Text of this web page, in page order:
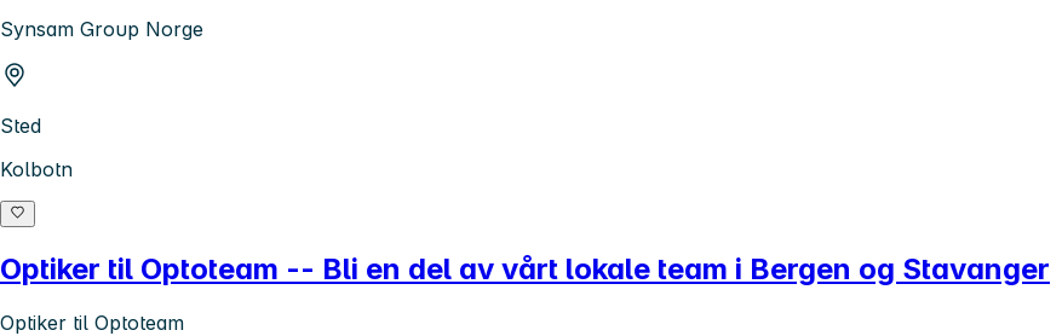
Synsam Group Norge
Sted
Kolbotn
Optiker til Optoteam -- Bli en del av vårt lokale team i Bergen og Stavanger
Optiker til Optoteam